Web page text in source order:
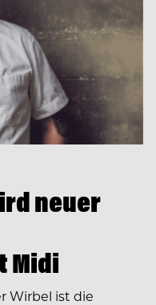
neuer
Midi
Wirbel ist die